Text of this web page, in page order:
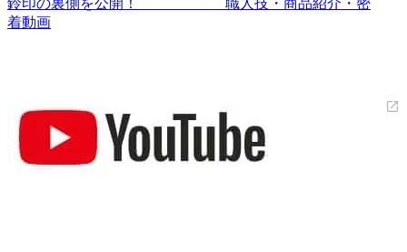
鈴印の裏側を公開！ 職人技・商品紹介・密
着動画